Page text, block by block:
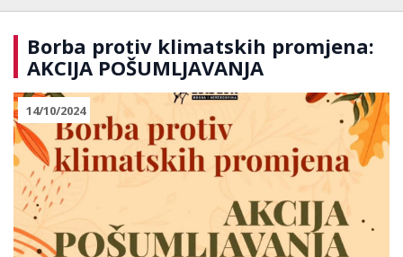
Borba protiv klimatskih promjena:
AKCIJA POŠUMLJAVANJA
14/10/2024